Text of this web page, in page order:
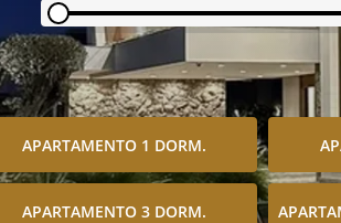
APARTAMENTO 1 DORM.
APARTAMENTO 3 DORM.